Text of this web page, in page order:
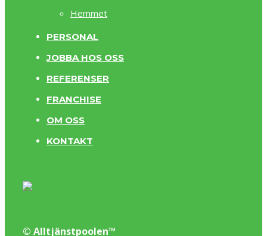
Hemmet
PERSONAL
JOBBA HOS OSS
REFERENSER
FRANCHISE
OM OSS
KONTAKT
© Alltjänstpoolen™